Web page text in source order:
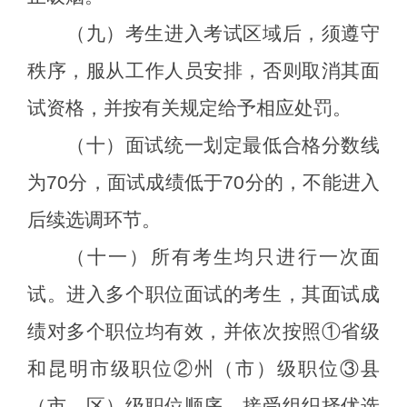
（九）考生进入考试区域后，须遵守
秩序，服从工作人员安排，否则取消其面
试资格，并按有关规定给予相应处罚。
（十）面试统一划定最低合格分数线
为70分，面试成绩低于70分的，不能进入
后续选调环节。
（十一）所有考生均只进行一次面
试。进入多个职位面试的考生，其面试成
绩对多个职位均有效，并依次按照①省级
和昆明市级职位②州（市）级职位③县